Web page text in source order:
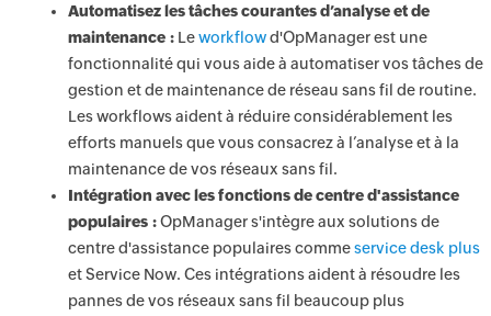
Automatisez les tâches courantes d’analyse et de
maintenance : Leworkflowd'OpManager est une
fonctionnalité qui vous aide à automatiser vos tâches de
gestion et de maintenance de réseau sans fil de routine.
Les workflows aident à réduire considérablement les
efforts manuels que vous consacrez à l’analyse et à la
maintenance de vos réseaux sans fil.
Intégration avec les fonctions de centre d'assistance
populaires :OpManager s'intègre aux solutions de
centre d'assistance populaires commeservice desk plus
et Service Now. Ces intégrations aident à résoudre les
pannes de vos réseaux sans fil beaucoup plus